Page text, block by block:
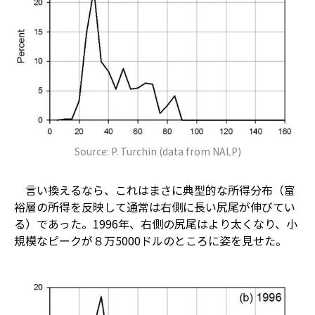
Source: P. Turchin (data from NALP)
言い換えるなら、これはまさに典型的な所得分布（富
裕層の所得を反映して通常は右側に長い尻尾が伸びてい
る）であった。1996年、右側の尻尾はより太くなり、小
規模なピークが８万5000ドルのところに姿を見せた。